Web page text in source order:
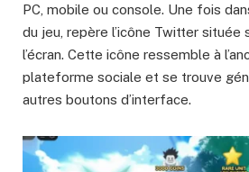
PC, mobile ou console. Une fois
du jeu, repère l’icône Twitter située
l’écran. Cette icône ressemble à
plateforme sociale et se trouve
autres boutons d’interface.